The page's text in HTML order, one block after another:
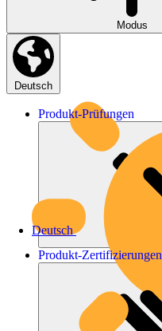
Modus
Deutsch
Deutsch
Produkt-Prüfungen
Produkt-Zertifizierungen